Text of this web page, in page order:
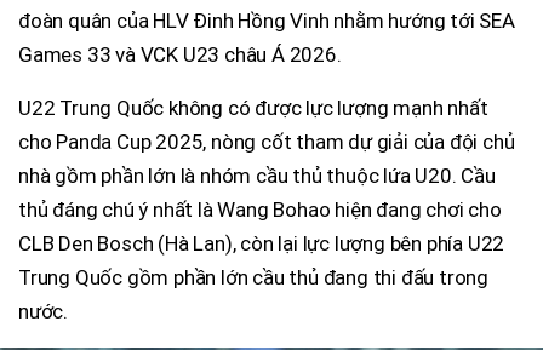
đoàn quân của HLV Đinh Hồng Vinh nhằm hướng tới SEA
Games 33 và VCK U23 châu Á 2026.
U22 Trung Quốc không có được lực lượng mạnh nhất
cho Panda Cup 2025, nòng cốt tham dự giải của đội chủ
nhà gồm phần lớn là nhóm cầu thủ thuộc lứa U20. Cầu
thủ đáng chú ý nhất là Wang Bohao hiện đang chơi cho
CLB Den Bosch (Hà Lan), còn lại lực lượng bên phía U22
Trung Quốc gồm phần lớn cầu thủ đang thi đấu trong
nước.